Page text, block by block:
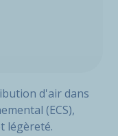
d'air dans
(ECS),
légèreté.